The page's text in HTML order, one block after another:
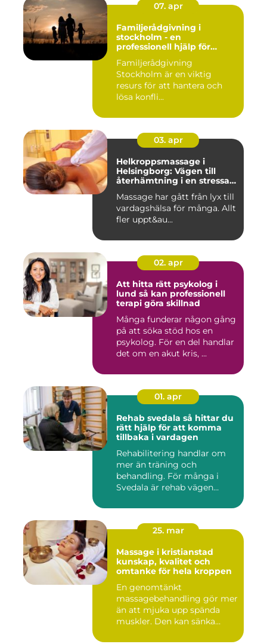
07. apr
Familjerådgivning i
stockholm - en
professionell hjälp för
Familjerådgivning
Stockholm är en viktig
resurs för att hantera och
lösa konfli...
03. apr
Helkroppsmassage i
Helsingborg: Vägen till
återhämtning i en stressad
Massage har gått från lyx till
vardagshälsa för många. Allt
fler uppt&au...
02. apr
Att hitta rätt psykolog i
lund så kan professionell
terapi göra skillnad
Många funderar någon gång
på att söka stöd hos en
psykolog. För en del handlar
det om en akut kris, ...
01. apr
Rehab svedala så hittar du
rätt hjälp för att komma
tillbaka i vardagen
Rehabilitering handlar om
mer än träning och
behandling. För många i
Svedala är rehab vägen
25. mar
Massage i kristianstad
kunskap, kvalitet och
omtanke för hela kroppen
En genomtänkt
massagebehandling gör mer
än att mjuka upp spända
muskler. Den kan sänka